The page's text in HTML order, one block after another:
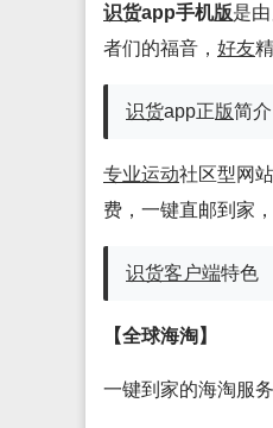
识货app手机版是
者们的福音， 好友
识货app正版简介
专业运动社区型网
费，一键直邮到家
识货客户端特色
【全球海淘】
一键到家的海淘服